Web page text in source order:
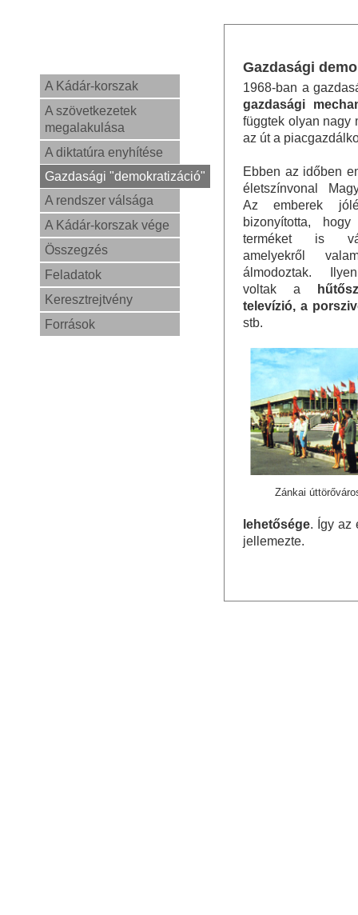
A Kádár-korszak
A szövetkezetek
megalakulása
A diktatúra enyhítése
Gazdasági "demokratizáció"
A rendszer válsága
A Kádár-korszak vége
Összegzés
Feladatok
Keresztrejtvény
Források
Gazdasági
1968-ban a
gazdasági
függtek olyan nagy
az út a
Ebben az időben
életszínvonal
Az emberek
bizonyította,
terméket is
amelyekről
álmodoztak.
voltak a
televízió, a
stb.
Zánkai
lehetősége. Így az
jellemezte.